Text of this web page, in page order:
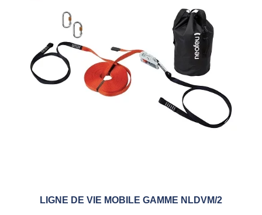
LIGNE DE VIE MOBILE GAMME NLDVM/2